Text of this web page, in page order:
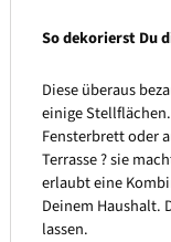
So dekorierst Du
Diese überaus
einige
Fensterbrett oder
Terrasse ? sie
erlaubt eine
Deinem Haushalt.
lassen.